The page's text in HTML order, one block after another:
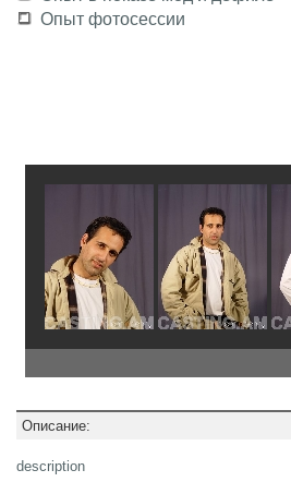
Опыт фотосессии
Описание:
description